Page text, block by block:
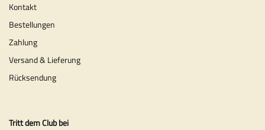
Kontakt
Bestellungen
Zahlung
Versand & Lieferung
Rücksendung
Tritt dem Club bei